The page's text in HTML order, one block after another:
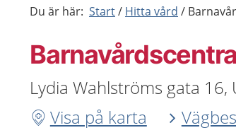
Du är här: Start Hitta vård
Lydia Wahlströms gata 16,
Visa på karta